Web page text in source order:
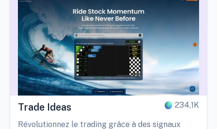
Trade Ideas 234,1K
Révolutionnez le trading grâce à des signaux